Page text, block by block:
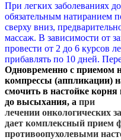
При легких заболеваниях
обязательным натиранием
сверху вниз,
массаж. В зависимости от
провести от 2 до 6 курсов
прибавлять по 10 дней.
Одновременно с приемом
компрессы (аппликации)
смочить в настойке
до высыхания, а при
лечении онкологических
дает комплексный прием
противоопухолевыми